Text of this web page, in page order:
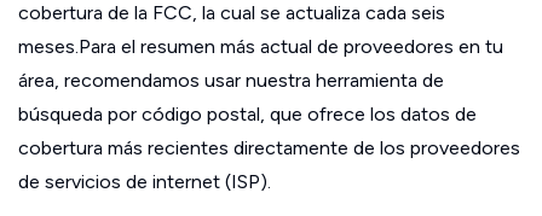
cobertura de la FCC, la cual se actualiza cada seis
meses.Para el resumen más actual de proveedores en tu
área, recomendamos usar nuestra herramienta de
búsqueda por código postal, que ofrece los datos de
cobertura más recientes directamente de los proveedores
de servicios de internet (ISP).